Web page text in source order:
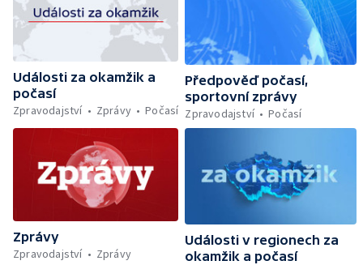
Události za okamžik a
počasí
Zpravodajství
Zprávy Počasí
Předpověď počasí,
sportovní zprávy
Zpravodajství
Počasí
Zprávy
Zpravodajství
Zprávy
Události v regionech za
okamžik a počasí